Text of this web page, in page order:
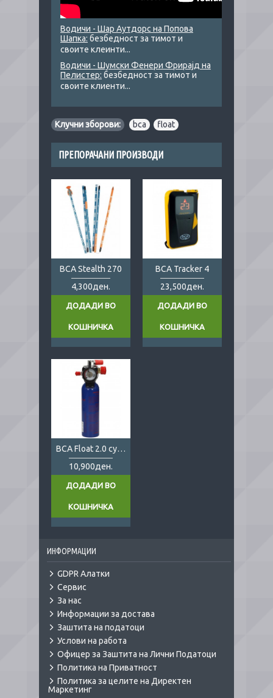
Водичи - Шар Аутдорс на Попова
Шапка: безбедност за тимот и
своите клеинти...
Водичи - Шумски Фенери Фрирајд на
Пелистер: безбедност за тимот и
своите клиенти...
Клучни зборови: bca float
ПРЕПОРАЧАНИ ПРОИЗВОДИ
BCA Stealth 270
4,300ден.
ДОДАДИ ВО
КОШНИЧКА
BCA Tracker 4
23,500ден.
ДОДАДИ ВО
КОШНИЧКА
BCA Float 2.0 cylinder
10,900ден.
ДОДАДИ ВО
КОШНИЧКА
ИНФОРМАЦИИ
GDPR Алатки
Сервис
За нас
Информации за достава
Заштита на податоци
Услови на работа
Офицер за Заштита на Лични Податоци
Политика на Приватност
Политика за целите на Директен
Маркетинг